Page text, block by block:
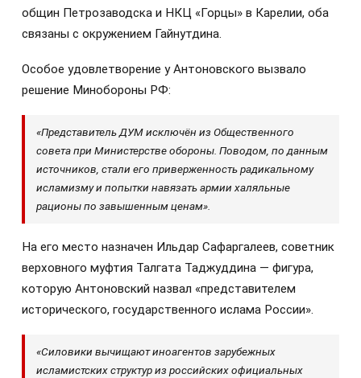
общин Петрозаводска и НКЦ «Горцы» в Карелии, оба
связаны с окружением Гайнутдина.
Особое удовлетворение у Антоновского вызвало
решение Минобороны РФ:
«Представитель ДУМ исключён из Общественного
совета при Министерстве обороны. Поводом, по данным
источников, стали его приверженность радикальному
исламизму и попытки навязать армии халяльные
рационы по завышенным ценам».
На его место назначен Ильдар Сафаргалеев, советник
верховного муфтия Талгата Таджуддина — фигура,
которую Антоновский назвал «представителем
исторического, государственного ислама России».
«Силовики вычищают иноагентов зарубежных
исламистских структур из российских официальных